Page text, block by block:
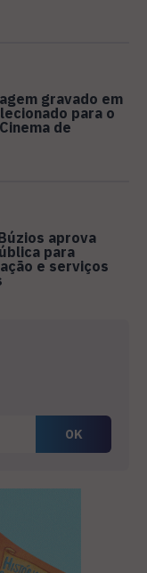
gravado em
para o
de
aprova
para
e serviços